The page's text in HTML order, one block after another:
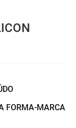
FORMA-MARCA